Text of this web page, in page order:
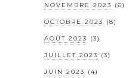
NOVEMBRE 2023 (6)
OCTOBRE 2023 (8)
AOÛT 2023 (3)
JUILLET 2023 (3)
JUIN 2023 (4)